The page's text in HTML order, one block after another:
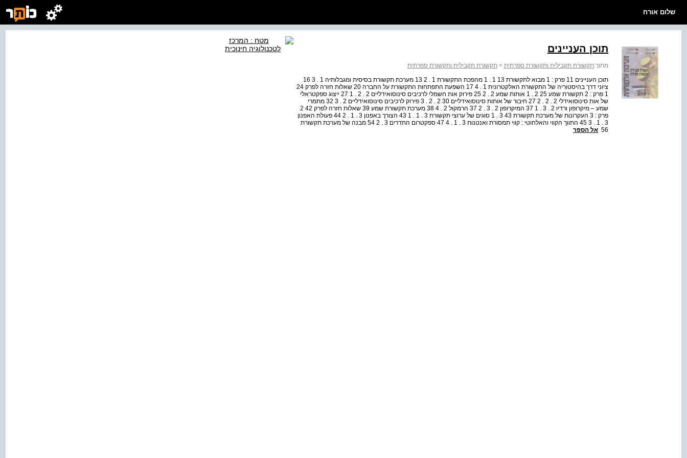
שלום אורח
תוכן העניינים
מתוך:תקשורת תקבילית ותקשורת ספרתית > תקשורת תקבילית ותקשורת ספרתית
תוכן העניינים 11 פרק : 1 מבוא לתקשורת 13 1 . 1 מהפכת התקשורת 1 . 2 13 מערכת תקשורת בסיסית ומגבלותיה 1 . 3 16
ציוני דרך בהיסטוריה של התקשורת האלקטרונית 1 . 4 17 השפעת התפתחות התקשורת על החברה 20 שאלות חזרה לפרק 24
1 פרק : 2 תקשורת שמע 25 2 . 1 אותות שמע 2 . 2 25 פירוק אות חשמלי לרכיבים סינוסואידליים 2 . 2 . 1 27 ייצוג ספקטראלי
של אות סינוסואידלי 2 . 2 . 2 27 חיבור של אותות סינוסואידליים 30 2 . 2 . 3 פירוק לרכיבים סינוסואידליים 2 . 3 32 מתמרי
שמע – מיקרופון ורדיו 2 . 3 . 1 37 המיקרופון 2 . 3 . 2 37 הרמקול 2 . 4 38 מערכת תקשורת שמע 39 שאלות חזרה לפרק 42 2
פרק : 3 העקרונות של מערכת תקשורת 43 3 . 1 סוגים של ערוצי תקשורת 3 . 1 . 1 43 הצורך באפנון 3 . 1 . 2 44 פעולת האפנון
3 . 1 . 3 45 התווך הקווי והאלחוטי : קווי תמסורת ואנטנות 3 . 1 . 4 47 ספקטרום התדרים 3 . 2 54 מבנה של מערכת תקשורת
56 אל הספר